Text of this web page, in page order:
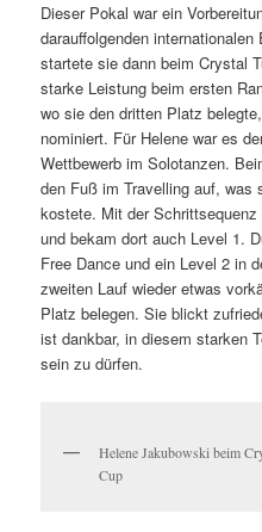
Dieser Pokal war ein
darauffolgenden
startete sie dann beim Crystal
starke Leistung beim ersten
wo sie den dritten Platz
nominiert. Für Helene war es
Wettbewerb im Solotanzen.
den Fuß im Travelling auf, was
kostete. Mit der
und bekam dort auch Level 1.
Free Dance und ein Level 2 in
zweiten Lauf wieder etwas
Platz belegen. Sie blickt
ist dankbar, in diesem starken
sein zu dürfen.
Helene Jakubowski beim
Cup